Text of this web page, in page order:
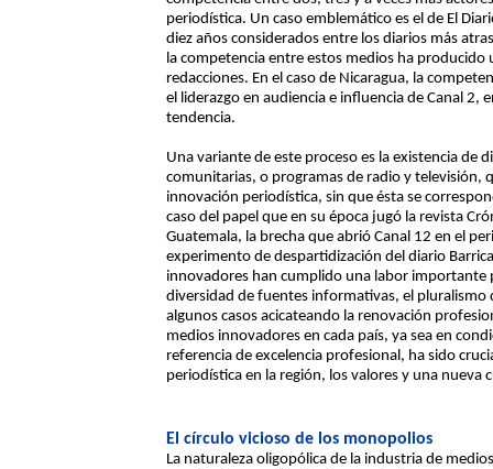
periodística. Un caso emblemático es el de El
diez años considerados entre los diarios más
la competencia entre estos medios ha
redacciones. En el caso de Nicaragua, la
el liderazgo en audiencia e influencia de Canal 2,
tendencia.
Una variante de este proceso es la existencia de
comunitarias, o programas de radio y televisión,
innovación periodística, sin que ésta se
caso del papel que en su época jugó la revista
Guatemala, la brecha que abrió Canal 12 en el
experimento de despartidización del diario
innovadores han cumplido una labor
diversidad de fuentes informativas, el
algunos casos acicateando la renovación
medios innovadores en cada país, ya sea en
referencia de excelencia profesional, ha sido
periodística en la región, los valores y una nueva
El círculo vicioso de los monopolios
La naturaleza oligopólica de la industria de